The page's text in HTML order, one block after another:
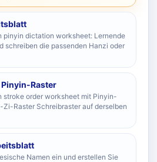
pinyin dictation worksheet: Lernende
schreiben die passenden Hanzi oder
Raster
stroke order worksheet mit Pinyin-
Zi-Raster Schreibraster auf derselben
Namen ein und erstellen Sie